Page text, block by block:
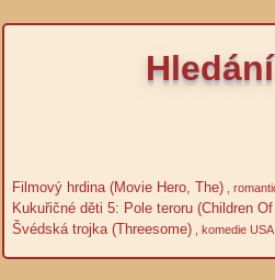
Filmový hrdina (Movie Hero, The) ,
Kukuřičné děti 5: Pole teroru (Children
Švédská trojka (Threesome) , komedie